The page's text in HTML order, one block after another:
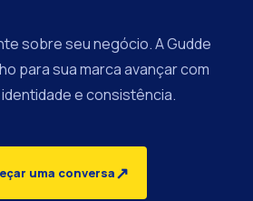
sobre seu negócio. A Gudde
para sua marca avançar com
e consistência.
uma conversa↗